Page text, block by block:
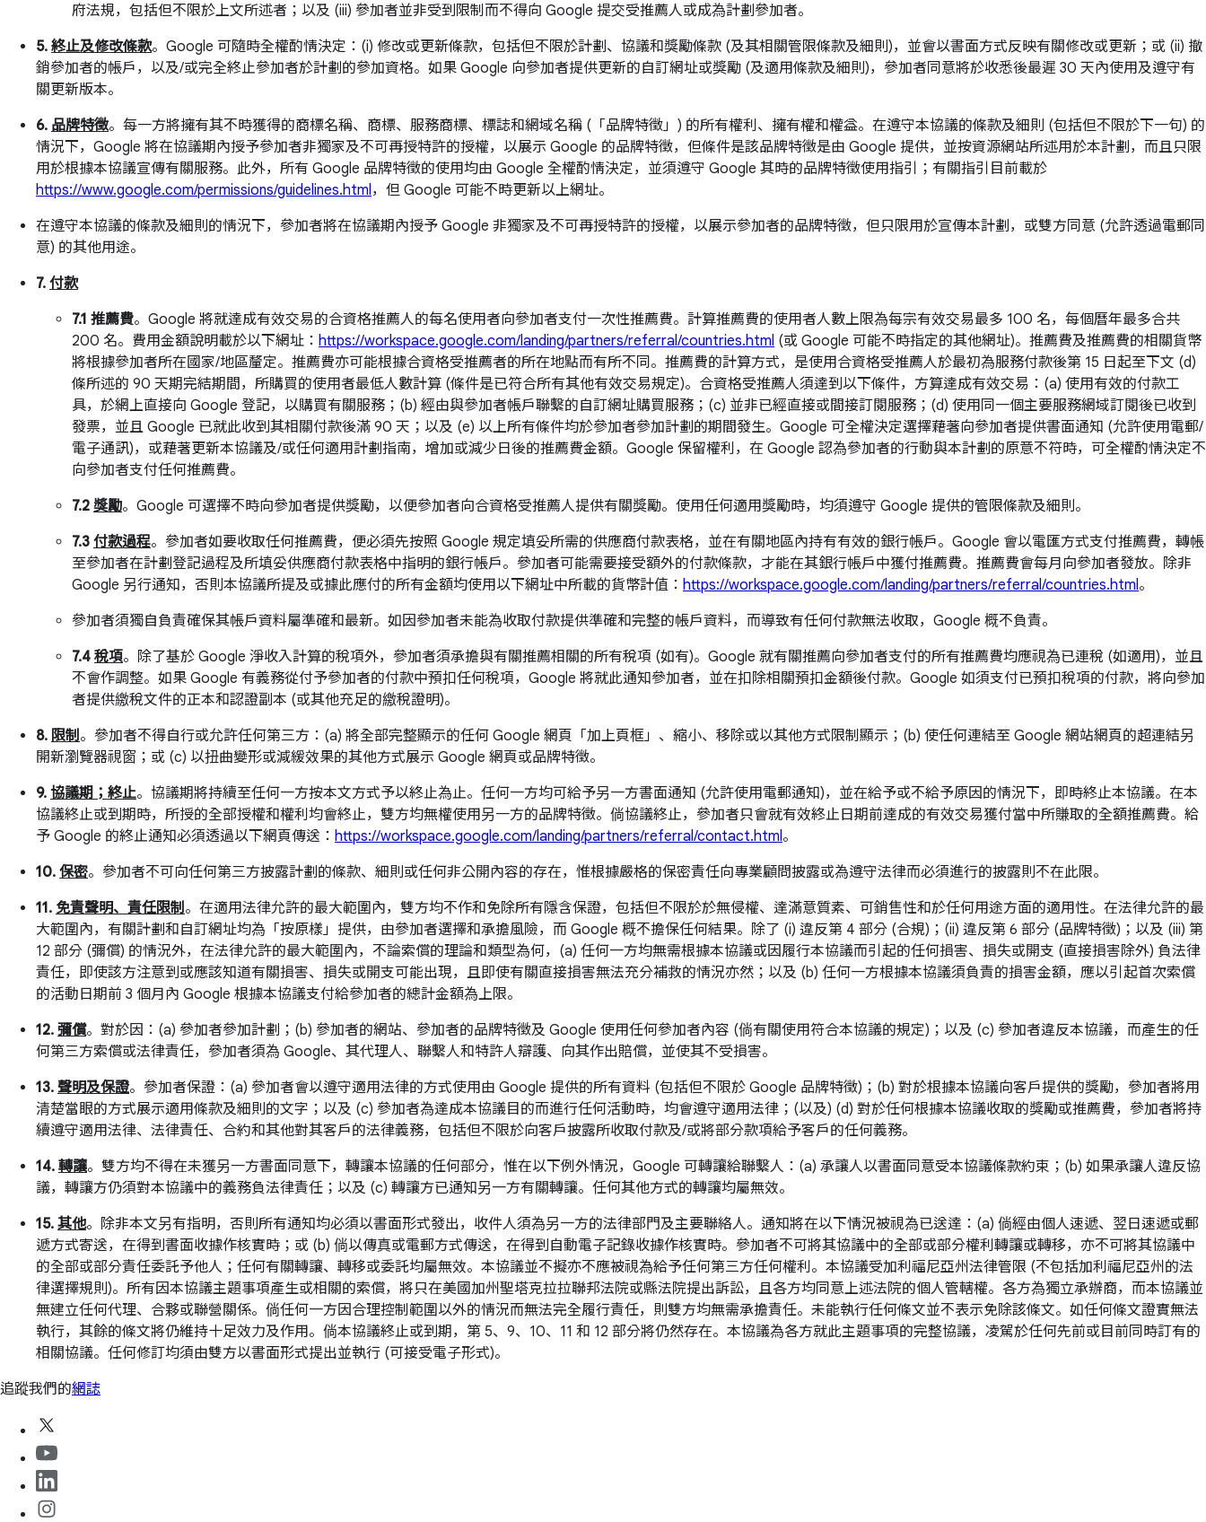
府法規，包括但不限於上文所述者；以及 (iii) 參加者並非受到限制而不得向 Google 提交受推薦人或成為計劃參加者。
5. 終止及修改條款。Google 可隨時全權酌情決定：(i) 修改或更新條款，包括但不限於計劃、協議和獎勵條款 (及其相關管限條款及細則)，並會以書面方式反映有關修改或更新；或 (ii) 撤
銷參加者的帳戶，以及/或完全終止參加者於計劃的參加資格。如果 Google 向參加者提供更新的自訂網址或獎勵 (及適用條款及細則)，參加者同意將於收悉後最遲 30 天內使用及遵守有
關更新版本。
6. 品牌特徵。每一方將擁有其不時獲得的商標名稱、商標、服務商標、標誌和網域名稱 (「品牌特徵」) 的所有權利、擁有權和權益。在遵守本協議的條款及細則 (包括但不限於下一句) 的
情況下，Google 將在協議期內授予參加者非獨家及不可再授特許的授權，以展示 Google 的品牌特徵，但條件是該品牌特徵是由 Google 提供，並按資源網站所述用於本計劃，而且只限
用於根據本協議宣傳有關服務。此外，所有 Google 品牌特徵的使用均由 Google 全權酌情決定，並須遵守 Google 其時的品牌特徵使用指引；有關指引目前載於
https://www.google.com/permissions/guidelines.html，但 Google 可能不時更新以上網址。
在遵守本協議的條款及細則的情況下，參加者將在協議期內授予 Google 非獨家及不可再授特許的授權，以展示參加者的品牌特徵，但只限用於宣傳本計劃，或雙方同意 (允許透過電郵同
意) 的其他用途。
7. 付款
7.1 推薦費。Google 將就達成有效交易的合資格推薦人的每名使用者向參加者支付一次性推薦費。計算推薦費的使用者人數上限為每宗有效交易最多 100 名，每個曆年最多合共
200 名。費用金額說明載於以下網址： https://workspace.google.com/landing/partners/referral/countries.html (或 Google 可能不時指定的其他網址)。推薦費及推薦費的相關貨幣
將根據參加者所在國家/地區釐定。推薦費亦可能根據合資格受推薦者的所在地點而有所不同。推薦費的計算方式，是使用合資格受推薦人於最初為服務付款後第 15 日起至下文 (d)
條所述的 90 天期完結期間，所購買的使用者最低人數計算 (條件是已符合所有其他有效交易規定)。合資格受推薦人須達到以下條件，方算達成有效交易：(a) 使用有效的付款工
具，於網上直接向 Google 登記，以購買有關服務；(b) 經由與參加者帳戶聯繫的自訂網址購買服務；(c) 並非已經直接或間接訂閱服務；(d) 使用同一個主要服務網域訂閱後已收到
發票，並且 Google 已就此收到其相關付款後滿 90 天；以及 (e) 以上所有條件均於參加者參加計劃的期間發生。Google 可全權決定選擇藉著向參加者提供書面通知 (允許使用電郵/
電子通訊)，或藉著更新本協議及/或任何適用計劃指南，增加或減少日後的推薦費金額。Google 保留權利，在 Google 認為參加者的行動與本計劃的原意不符時，可全權酌情決定不
向參加者支付任何推薦費。
7.2 獎勵。Google 可選擇不時向參加者提供獎勵，以便參加者向合資格受推薦人提供有關獎勵。使用任何適用獎勵時，均須遵守 Google 提供的管限條款及細則。
7.3 付款過程。參加者如要收取任何推薦費，便必須先按照 Google 規定填妥所需的供應商付款表格，並在有關地區內持有有效的銀行帳戶。Google 會以電匯方式支付推薦費，轉帳
至參加者在計劃登記過程及所填妥供應商付款表格中指明的銀行帳戶。參加者可能需要接受額外的付款條款，才能在其銀行帳戶中獲付推薦費。推薦費會每月向參加者發放。除非
Google 另行通知，否則本協議所提及或據此應付的所有金額均使用以下網址中所載的貨幣計值： https://workspace.google.com/landing/partners/referral/countries.html。
參加者須獨自負責確保其帳戶資料屬準確和最新。如因參加者未能為收取付款提供準確和完整的帳戶資料，而導致有任何付款無法收取，Google 概不負責。
7.4 稅項。除了基於 Google 淨收入計算的稅項外，參加者須承擔與有關推薦相關的所有稅項 (如有)。Google 就有關推薦向參加者支付的所有推薦費均應視為已連稅 (如適用)，並且
不會作調整。如果 Google 有義務從付予參加者的付款中預扣任何稅項，Google 將就此通知參加者，並在扣除相關預扣金額後付款。Google 如須支付已預扣稅項的付款，將向參加
者提供繳稅文件的正本和認證副本 (或其他充足的繳稅證明)。
8. 限制。參加者不得自行或允許任何第三方：(a) 將全部完整顯示的任何 Google 網頁「加上頁框」、縮小、移除或以其他方式限制顯示；(b) 使任何連結至 Google 網站網頁的超連結另
開新瀏覽器視窗；或 (c) 以扭曲變形或減緩效果的其他方式展示 Google 網頁或品牌特徵。
9. 協議期；終止。協議期將持續至任何一方按本文方式予以終止為止。任何一方均可給予另一方書面通知 (允許使用電郵通知)，並在給予或不給予原因的情況下，即時終止本協議。在本
協議終止或到期時，所授的全部授權和權利均會終止，雙方均無權使用另一方的品牌特徵。倘協議終止，參加者只會就有效終止日期前達成的有效交易獲付當中所賺取的全額推薦費。給
予 Google 的終止通知必須透過以下網頁傳送： https://workspace.google.com/landing/partners/referral/contact.html。
10. 保密。參加者不可向任何第三方披露計劃的條款、細則或任何非公開內容的存在，惟根據嚴格的保密責任向專業顧問披露或為遵守法律而必須進行的披露則不在此限。
11. 免責聲明、責任限制。在適用法律允許的最大範圍內，雙方均不作和免除所有隱含保證，包括但不限於於無侵權、達滿意質素、可銷售性和於任何用途方面的適用性。在法律允許的最
大範圍內，有關計劃和自訂網址均為「按原樣」提供，由參加者選擇和承擔風險，而 Google 概不擔保任何結果。除了 (i) 違反第 4 部分 (合規)；(ii) 違反第 6 部分 (品牌特徵)；以及 (iii) 第
12 部分 (彌償) 的情況外，在法律允許的最大範圍內，不論索償的理論和類型為何，(a) 任何一方均無需根據本協議或因履行本協議而引起的任何損害、損失或開支 (直接損害除外) 負法律
責任，即使該方注意到或應該知道有關損害、損失或開支可能出現，且即使有關直接損害無法充分補救的情況亦然；以及 (b) 任何一方根據本協議須負責的損害金額，應以引起首次索償
的活動日期前 3 個月內 Google 根據本協議支付給參加者的總計金額為上限。
12. 彌償。對於因：(a) 參加者參加計劃；(b) 參加者的網站、參加者的品牌特徵及 Google 使用任何參加者內容 (倘有關使用符合本協議的規定)；以及 (c) 參加者違反本協議，而產生的任
何第三方索償或法律責任，參加者須為 Google、其代理人、聯繫人和特許人辯護、向其作出賠償，並使其不受損害。
13. 聲明及保證。參加者保證：(a) 參加者會以遵守適用法律的方式使用由 Google 提供的所有資料 (包括但不限於 Google 品牌特徵)；(b) 對於根據本協議向客戶提供的獎勵，參加者將用
清楚當眼的方式展示適用條款及細則的文字；以及 (c) 參加者為達成本協議目的而進行任何活動時，均會遵守適用法律；(以及) (d) 對於任何根據本協議收取的獎勵或推薦費，參加者將持
續遵守適用法律、法律責任、合約和其他對其客戶的法律義務，包括但不限於向客戶披露所收取付款及/或將部分款項給予客戶的任何義務。
14. 轉讓。雙方均不得在未獲另一方書面同意下，轉讓本協議的任何部分，惟在以下例外情況，Google 可轉讓給聯繫人：(a) 承讓人以書面同意受本協議條款約束；(b) 如果承讓人違反協
議，轉讓方仍須對本協議中的義務負法律責任；以及 (c) 轉讓方已通知另一方有關轉讓。任何其他方式的轉讓均屬無效。
15. 其他。除非本文另有指明，否則所有通知均必須以書面形式發出，收件人須為另一方的法律部門及主要聯絡人。通知將在以下情況被視為已送達：(a) 倘經由個人速遞、翌日速遞或郵
遞方式寄送，在得到書面收據作核實時；或 (b) 倘以傳真或電郵方式傳送，在得到自動電子記錄收據作核實時。參加者不可將其協議中的全部或部分權利轉讓或轉移，亦不可將其協議中
的全部或部分責任委託予他人；任何有關轉讓、轉移或委託均屬無效。本協議並不擬亦不應被視為給予任何第三方任何權利。本協議受加利福尼亞州法律管限 (不包括加利福尼亞州的法
律選擇規則)。所有因本協議主題事項產生或相關的索償，將只在美國加州聖塔克拉拉聯邦法院或縣法院提出訴訟，且各方均同意上述法院的個人管轄權。各方為獨立承辦商，而本協議並
無建立任何代理、合夥或聯營關係。倘任何一方因合理控制範圍以外的情況而無法完全履行責任，則雙方均無需承擔責任。未能執行任何條文並不表示免除該條文。如任何條文證實無法
執行，其餘的條文將仍維持十足效力及作用。倘本協議終止或到期，第 5、9、10、11 和 12 部分將仍然存在。本協議為各方就此主題事項的完整協議，凌駕於任何先前或目前同時訂有的
相關協議。任何修訂均須由雙方以書面形式提出並執行 (可接受電子形式)。
追蹤我們的網誌